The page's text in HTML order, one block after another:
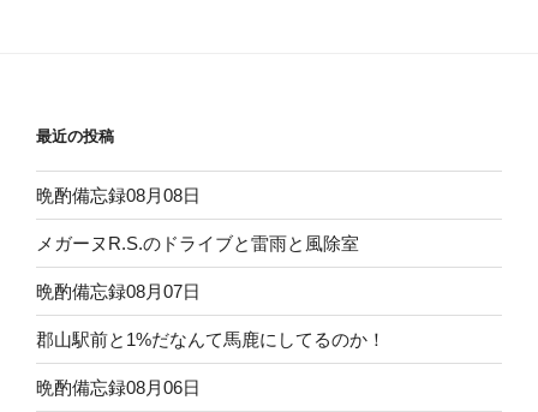
最近の投稿
晩酌備忘録08月08日
メガーヌR.S.のドライブと雷雨と風除室
晩酌備忘録08月07日
郡山駅前と1%だなんて馬鹿にしてるのか！
晩酌備忘録08月06日